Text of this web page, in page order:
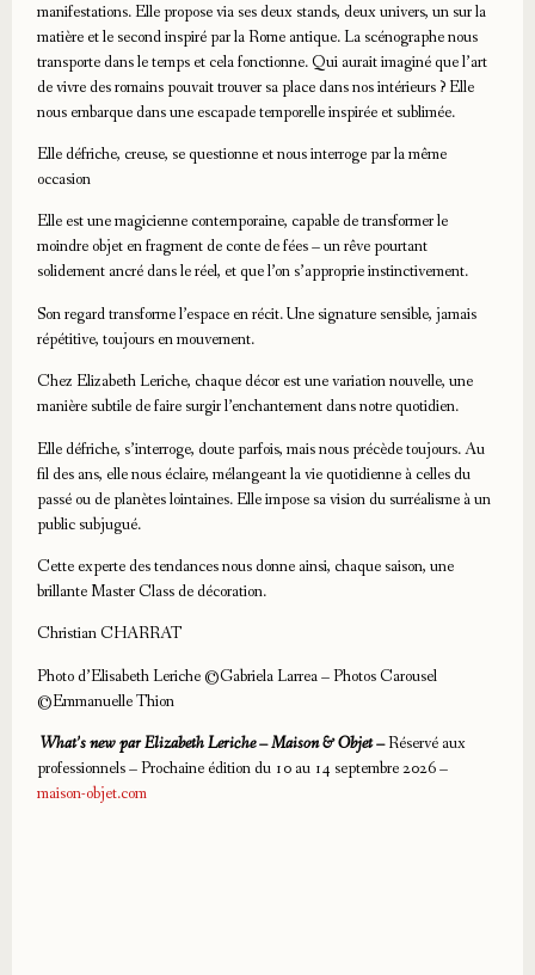
manifestations. Elle propose via ses deux stands, deux univers, un sur la
matière et le second inspiré par la Rome antique. La scénographe nous
transporte dans le temps et cela fonctionne. Qui aurait imaginé que l’art
de vivre des romains pouvait trouver sa place dans nos intérieurs ? Elle
nous embarque dans une escapade temporelle inspirée et sublimée.
Elle défriche, creuse, se questionne et nous interroge par la même
occasion
Elle est une magicienne contemporaine, capable de transformer le
moindre objet en fragment de conte de fées – un rêve pourtant
solidement ancré dans le réel, et que l’on s’approprie instinctivement.
Son regard transforme l’espace en récit. Une signature sensible, jamais
répétitive, toujours en mouvement.
Chez Elizabeth Leriche, chaque décor est une variation nouvelle, une
manière subtile de faire surgir l’enchantement dans notre quotidien.
Elle défriche, s’interroge, doute parfois, mais nous précède toujours. Au
fil des ans, elle nous éclaire, mélangeant la vie quotidienne à celles du
passé ou de planètes lointaines. Elle impose sa vision du surréalisme à un
public subjugué.
Cette experte des tendances nous donne ainsi, chaque saison, une
brillante Master Class de décoration.
Christian CHARRAT
Photo d’Elisabeth Leriche ©Gabriela Larrea – Photos Carousel
©Emmanuelle Thion
What’s new par Elizabeth Leriche – Maison & Objet –Réservé aux
professionnels – Prochaine édition du 10 au 14 septembre 2026 –
maison-objet.com